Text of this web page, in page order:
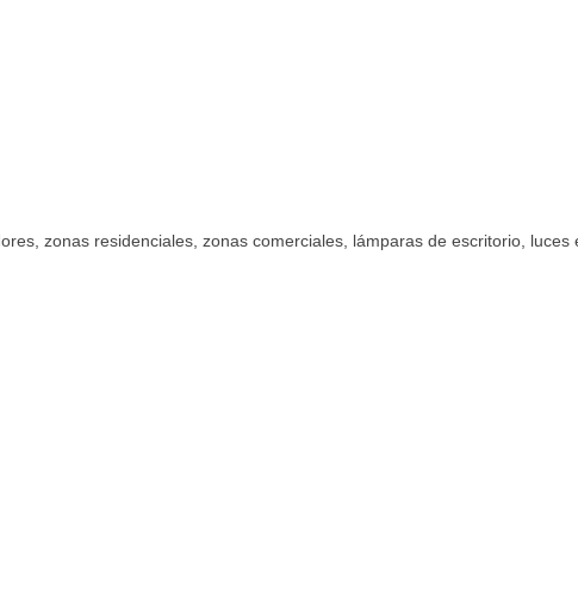
zonas residenciales, zonas comerciales, lámparas de escritorio,